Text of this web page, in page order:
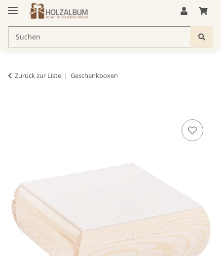
Zurück zur Liste Geschenkboxen